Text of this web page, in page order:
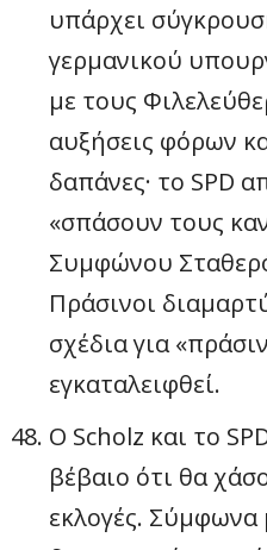
υπάρχει
γερμανικού
με τους
αυξήσεις φόρων
δαπάνες· το SPD
«σπάσουν τους
Συμφώνου
Πράσινοι
σχέδια για
εγκαταλειφθεί.
Ο Scholz και το
βέβαιο ότι θα
εκλογές. Σύμφωνα